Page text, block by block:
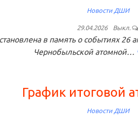
Новости ДШИ
29.04.2026 Выкл.
в память о событиях 26
Чернобыльской атомной…
График итоговой
Новости ДШИ